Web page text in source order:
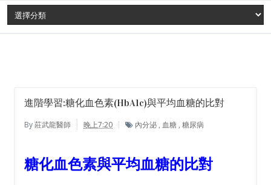
LATEST POST
進階學習:糖化血色素(HbA1c)與平均血糖的比對
By莊武龍醫師 晚上7:20 內分泌 , 血糖 , 糖尿病
糖化血色素與平均血糖的比對